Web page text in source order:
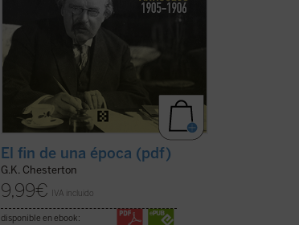
El fin de una época (pdf)
G.K. Chesterton
9,99€ IVA incluido
disponible en ebook: